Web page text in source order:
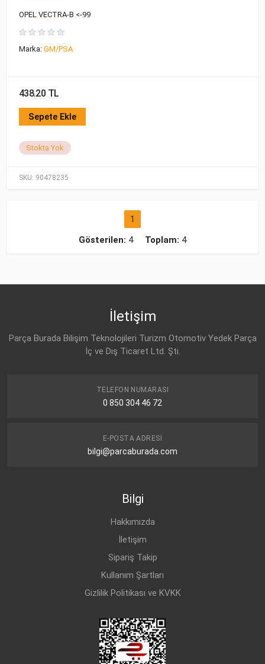
SKU: 90478235
OPEL VECTRA-B <-99
Marka: GM/PSA
438.20 TL
Sepete Ekle
Stokta Yok
1
Gösterilen: 4 Toplam: 4
İletişim
Parça Burada Bilişim Teknolojileri Turizm Otomotiv Yedek Parça
İç ve Dış Ticaret Ltd. Şti.
TELEFON NUMARASI
0 850 304 46 72
E-POSTA ADRESI
bilgi@parcaburada.com
Bilgi
Hakkımızda
İletişim
Sipariş Takip
Kullanım Şartları
Gizlilik Politikası ve KVKK